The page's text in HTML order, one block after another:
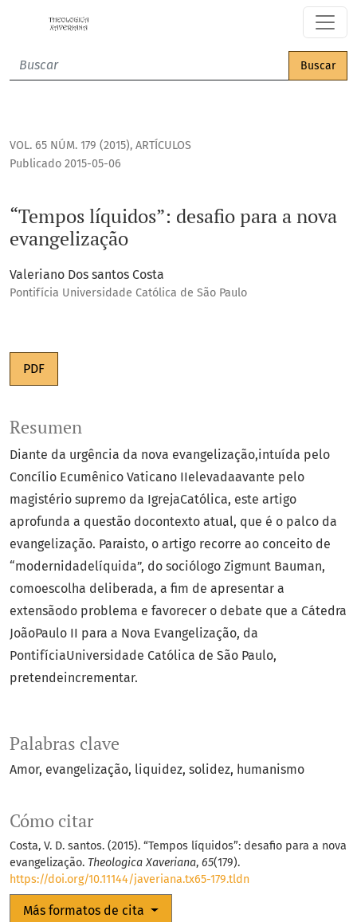
“Tempos líquidos”: desafio para a nova evangelização
Buscar
VOL. 65 NÚM. 179 (2015), ARTÍCULOS
“Tempos líquidos”: desafio para a nova
evangelização
Publicado 2015-05-06
Valeriano Dos santos Costa
Pontifícia Universidade Católica de São Paulo
PDF
Palabras clave
Amor evangelização liquidez solidez humanismo
Cómo citar
Costa, V. D. santos. (2015). “Tempos líquidos”: desafio para a nova
evangelização. Theologica Xaveriana, 65(179).
https://doi.org/10.11144/javeriana.tx65-179.tldn
Más formatos de cita
Resumen
Diante da urgência da nova evangelização,intuída pelo
Concílio Ecumênico Vaticano IIelevadaavante pelo
magistério supremo da IgrejaCatólica, este artigo
aprofunda a questão docontexto atual, que é o palco da
evangelização. Paraisto, o artigo recorre ao conceito de
“modernidadelíquida”, do sociólogo Zigmunt Bauman,
comoescolha deliberada, a fim de apresentar a
extensãodo problema e favorecer o debate que a Cátedra
JoãoPaulo II para a Nova Evangelização, da
PontifíciaUniversidade Católica de São Paulo,
pretendeincrementar.